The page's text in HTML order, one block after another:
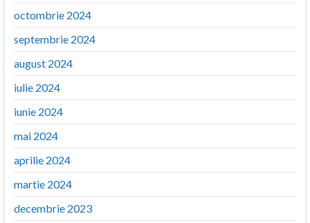
octombrie 2024
septembrie 2024
august 2024
iulie 2024
iunie 2024
mai 2024
aprilie 2024
martie 2024
decembrie 2023